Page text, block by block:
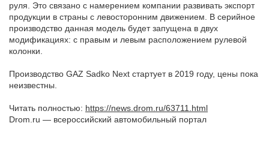
руля. Это связано с намерением компании развивать экспорт
продукции в страны с левосторонним движением. В серийное
производство данная модель будет запущена в двух
модификациях: с правым и левым расположением рулевой
колонки.
Производство GAZ Sadko Next стартует в 2019 году, цены пока
неизвестны.
Читать полностью: https://news.drom.ru/63711.html
Drom.ru — всероссийский автомобильный портал